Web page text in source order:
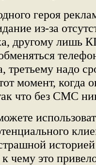
героя
из-за
другому лишь
третьему надо
момент, когда
что без СМС
чему это